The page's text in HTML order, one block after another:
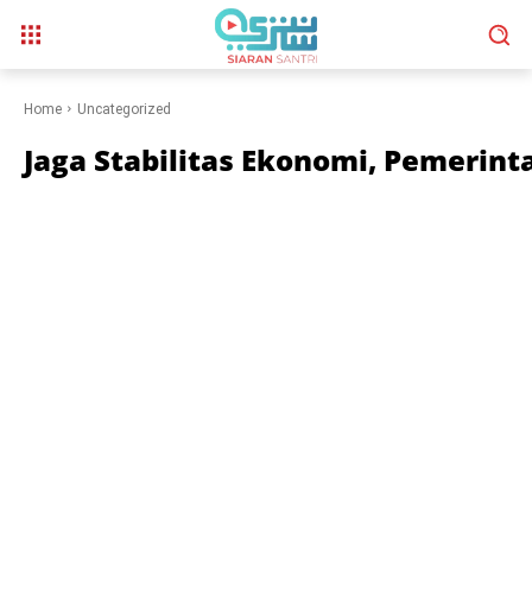
Home Uncategorized
Jaga Stabilitas Ekonomi,